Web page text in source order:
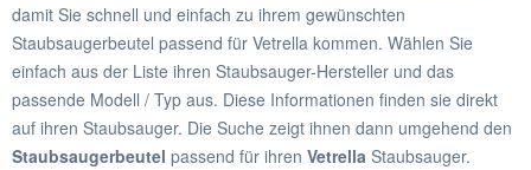
damit Sie schnell und einfach zu ihrem gewünschten
Staubsaugerbeutel passend für Vetrella kommen. Wählen Sie
einfach aus der Liste ihren Staubsauger-Hersteller und das
passende Modell / Typ aus. Diese Informationen finden sie direkt
auf ihren Staubsauger. Die Suche zeigt ihnen dann umgehend den
Staubsaugerbeutel passend für ihren Vetrella Staubsauger.